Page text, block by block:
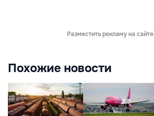
Разместить рекламу на сайте
Похожие новости